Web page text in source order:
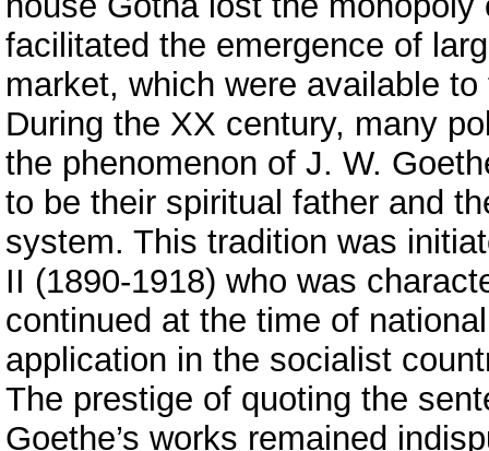
facilitated the emergence of
market, which were available
During the XX century, many
the phenomenon of J. W.
to be their spiritual father and
system. This tradition was
II (1890-1918) who was
continued at the time of
application in the socialist
The prestige of quoting the
Goethe’s works remained